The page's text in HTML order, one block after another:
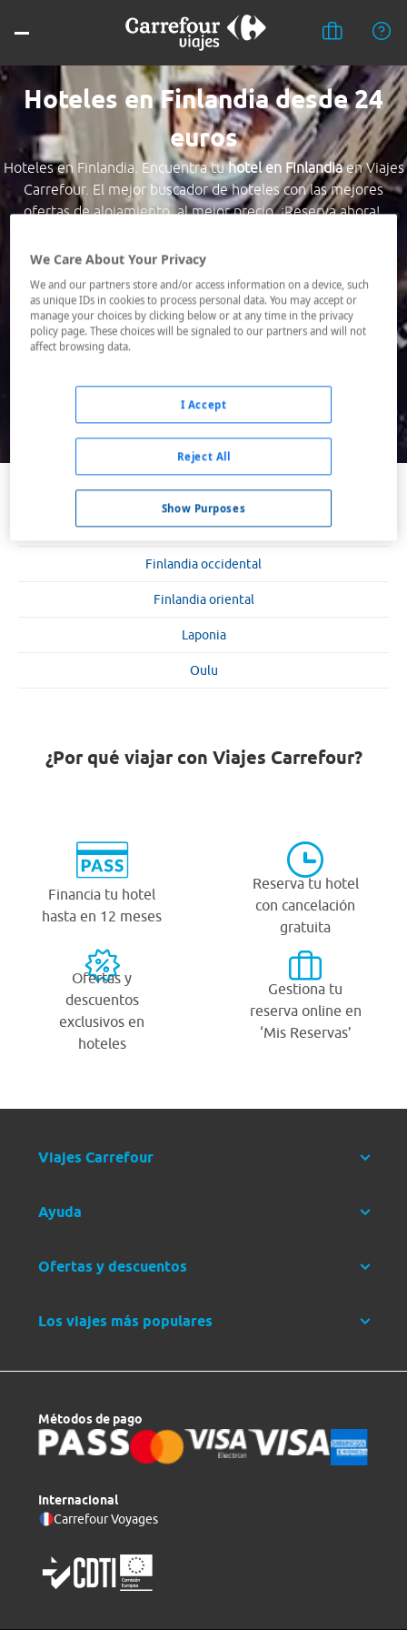
Hoteles en Finlandia desde 24
euros
Hoteles en Finlandia. Encuentra tuhotel en Finlandiaen Viajes
Carrefour. El mejor buscador de hoteles con las mejores
ofertas de alojamiento, al mejor precio. ¡Reserva ahora!.
Destino *
Fechas *
06/08/2026 - 07/08/2026
1 habitación, 2 adultos
Buscar
Finlandia
Finlandia meridional
Finlandia occidental
Finlandia oriental
Laponia
Oulu
¿Por qué viajar con Viajes Carrefour?
Financia tu hotel
hasta en 12 meses
Reserva tu hotel
con cancelación
gratuita
Ofertas y
descuentos
exclusivos en
hoteles
Gestiona tu
reserva online en
‘Mis Reservas’
Viajes Carrefour
Ayuda
Ofertas y descuentos
Los viajes más populares
Métodos de pago
Internacional
Carrefour Voyages
We Care About Your Privacy
We and our partners store and/or access information on a device, such
as unique IDs in cookies to process personal data. You may accept or
manage your choices by clicking below or at any time in the privacy
policy page. These choices will be signaled to our partners and will not
affect browsing data.
Show Purposes
Reject All
I Accept